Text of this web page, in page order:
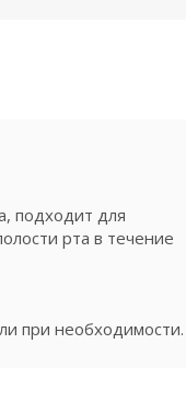
подходит для
рта в течение
при необходимости.